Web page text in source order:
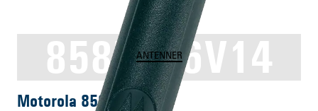
8587526V14
ANTENNER
Motorola 8587526V14